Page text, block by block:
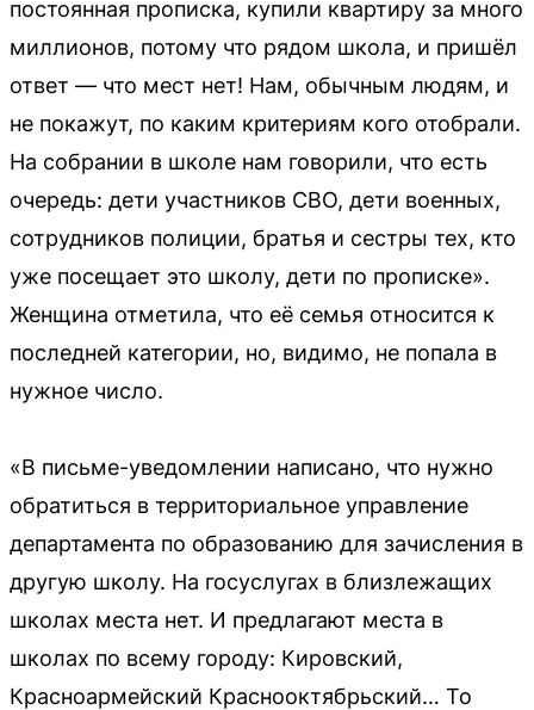
постоянная прописка, купили квартиру за много
миллионов, потому что рядом школа, и пришёл
ответ — что мест нет! Нам, обычным людям, и
не покажут, по каким критериям кого отобрали.
На собрании в школе нам говорили, что есть
очередь: дети участников СВО, дети военных,
сотрудников полиции, братья и сестры тех, кто
уже посещает это школу, дети по прописке».
Женщина отметила, что её семья относится к
последней категории, но, видимо, не попала в
нужное число.
«В письме-уведомлении написано, что нужно
обратиться в территориальное управление
департамента по образованию для зачисления в
другую школу. На госуслугах в близлежащих
школах места нет. И предлагают места в
школах по всему городу: Кировский,
Красноармейский Краснооктябрьский… То